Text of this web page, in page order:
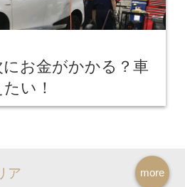
お金がかかる？車
い！
more
ア